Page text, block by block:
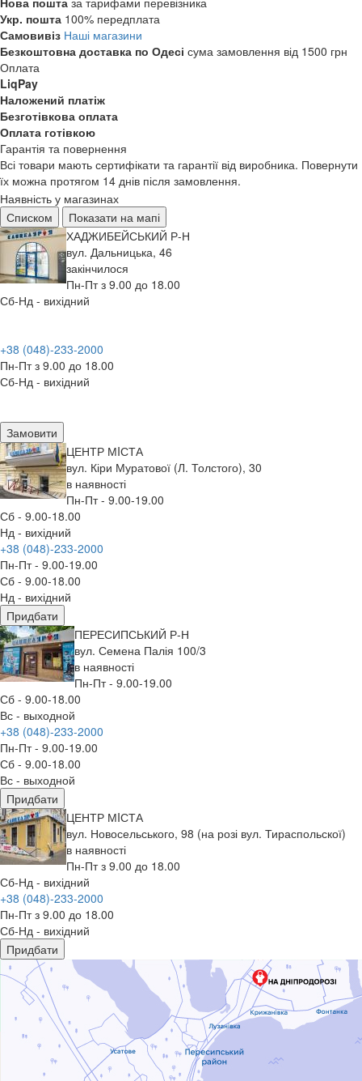
Укр. пошта 100% передплата
Самовивіз Наші магазини
Безкоштовна доставка по Одесі сума замовлення від 1500 грн
Оплата
LiqPay
Наложений платіж
Безготівкова оплата
Оплата готівкою
Гарантія та повернення
Всі товари мають сертифікати та гарантії від виробника. Повернути
їх можна протягом 14 днів після замовлення.
Наявність у магазинах
Списком
Показати на мапі
ХАДЖИБЕЙСЬКИЙ Р-Н
вул. Дальницька, 46
закінчилося
Пн-Пт з 9.00 до 18.00
Сб-Нд - вихідний
+38 (048)-233-2000
Пн-Пт з 9.00 до 18.00
Сб-Нд - вихідний
Замовити
ЦЕНТР МIСТА
вул. Кіри Муратової (Л. Толстого), 30
в наявності
Пн-Пт - 9.00-19.00
Сб - 9.00-18.00
Нд - вихідний
+38 (048)-233-2000
Пн-Пт - 9.00-19.00
Сб - 9.00-18.00
Нд - вихідний
Придбати
ПЕРЕСИПСЬКИЙ Р-Н
вул. Семена Палія 100/3
в наявності
Пн-Пт - 9.00-19.00
Сб - 9.00-18.00
Вс - выходной
+38 (048)-233-2000
Пн-Пт - 9.00-19.00
Сб - 9.00-18.00
Вс - выходной
Придбати
ЦЕНТР МIСТА
вул. Новосельського, 98 (на розі вул. Тираспольскої)
в наявності
Пн-Пт з 9.00 до 18.00
Сб-Нд - вихідний
+38 (048)-233-2000
Пн-Пт з 9.00 до 18.00
Сб-Нд - вихідний
Придбати